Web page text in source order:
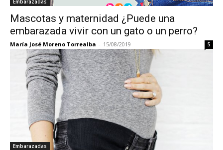
Embarazadas
Mascotas y maternidad ¿Puede una
embarazada vivir con un gato o un perro?
María José Moreno Torrealba - 15/08/2019 5
Embarazadas